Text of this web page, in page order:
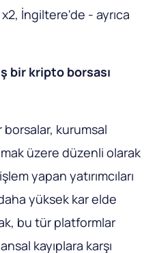
İngiltere'de - ayrıca
bir kripto borsası
kurumsal
üzere düzenli olarak
yapan yatırımcıları
yüksek kar elde
bu tür platformlar
kayıplara karşı